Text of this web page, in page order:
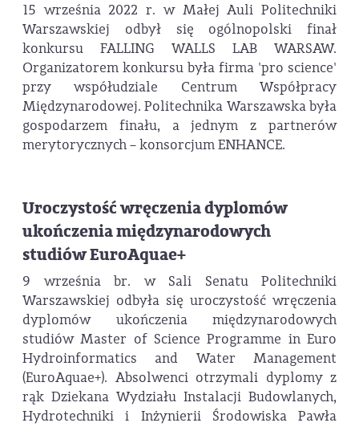
15 września 2022 r. w Małej Auli Politechniki
Warszawskiej odbył się ogólnopolski finał
konkursu FALLING WALLS LAB WARSAW.
Organizatorem konkursu była firma 'pro science'
przy współudziale Centrum Współpracy
Międzynarodowej. Politechnika Warszawska była
gospodarzem finału, a jednym z partnerów
merytorycznych – konsorcjum ENHANCE.
Uroczystość wręczenia dyplomów
ukończenia międzynarodowych
studiów EuroAquae+
9 września br. w Sali Senatu Politechniki
Warszawskiej odbyła się uroczystość wręczenia
dyplomów ukończenia międzynarodowych
studiów Master of Science Programme in Euro
Hydroinformatics and Water Management
(EuroAquae+). Absolwenci otrzymali dyplomy z
rąk Dziekana Wydziału Instalacji Budowlanych,
Hydrotechniki i Inżynierii Środowiska Pawła